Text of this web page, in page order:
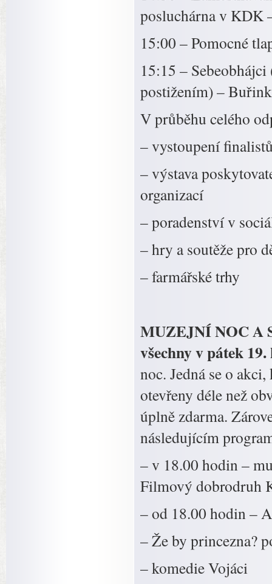
posluchárna v KDK
15:00 – Pomocné
15:15 –
postižením) –
V průběhu celého
– vystoupení
– výstava
organizací
– poradenství v
– hry a soutěže pro
– farmářské trhy
MUZEJNÍ NOC A
všechny v pátek
noc. Jedná se o
otevřeny déle než
úplně zdarma.
následujícím
– v 18.00 hodin –
Filmový dobrodruh
– od 18.00 hodin –
– Že by princezna?
– komedie Vojáci